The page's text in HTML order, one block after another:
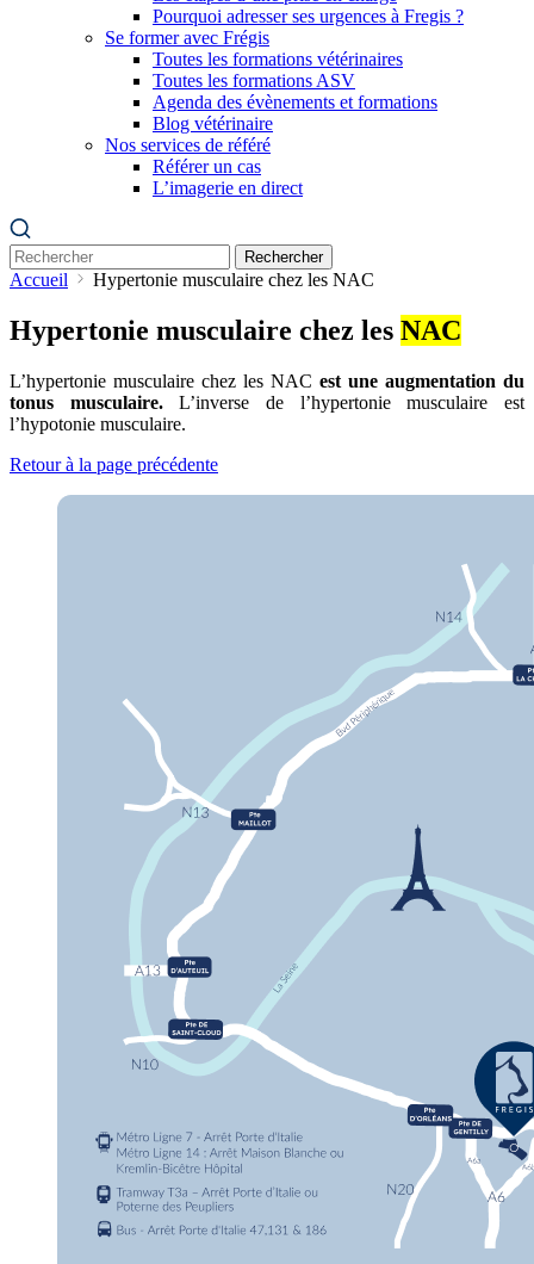
Pourquoi adresser ses urgences à Fregis ?
Se former avec Frégis
Toutes les formations vétérinaires
Toutes les formations ASV
Agenda des évènements et formations
Blog vétérinaire
Nos services de référé
Référer un cas
L’imagerie en direct
Rechercher
Accueil Hypertonie musculaire chez les NAC
Hypertonie musculaire chez les NAC
L’hypertonie musculaire chez les NAC est une augmentation du
tonus musculaire.L’inverse de l’hypertonie musculaire est
l’hypotonie musculaire.
Retour à la page précédente